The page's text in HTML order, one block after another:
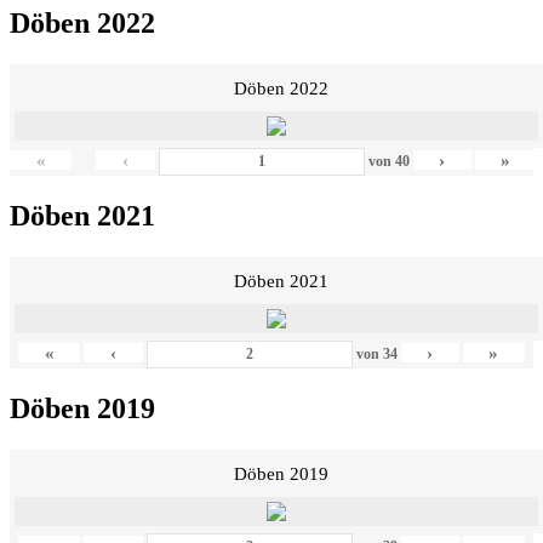
Döben 2022
Döben 2022
« ‹ von 40 › »
Döben 2021
Döben 2021
« ‹ von 34 › »
Döben 2019
Döben 2019